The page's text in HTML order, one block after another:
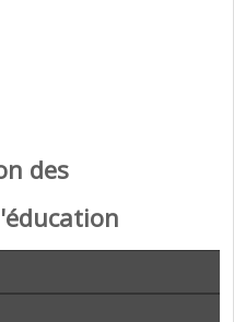
des